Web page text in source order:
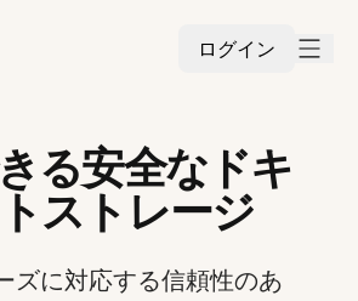
ログイン
る安全なドキ
ストレージ
ズに対応する信頼性のあ